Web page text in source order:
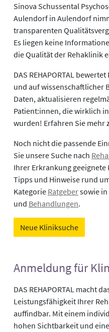
Sinova Schussental
Aulendorf in Aulendorf
transparenten
Es liegen keine
die Qualität der Rehaklinik
DAS REHAPORTAL
und auf wissenschaftlicher
Daten, aktualisieren
Patient:innen, die wirklich
wurden! Erfahren Sie mehr
Noch nicht die passende
Sie unsere Suche nach
Ihrer Erkrankung
Tipps und Hinweise rund
Kategorie Ratgebersowie in
und Behandlungen.
Neue Kliniksuche
Anmeldung für
DAS REHAPORTAL macht
Leistungsfähigkeit Ihrer
auffindbar. Mit einem
hohen Sichtbarkeit und